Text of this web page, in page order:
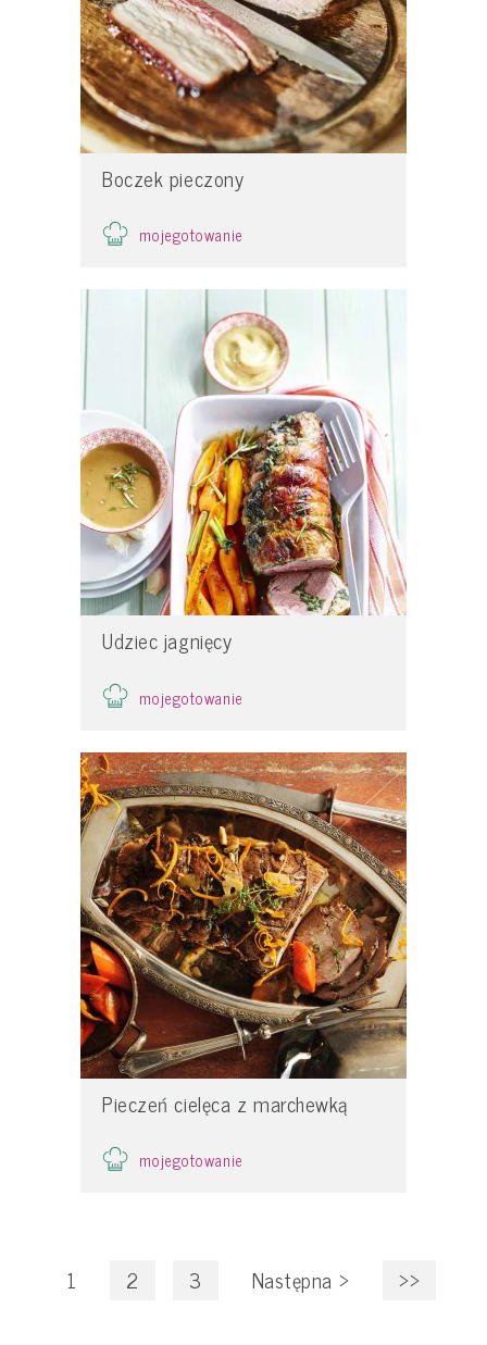
Boczek pieczony
mojegotowanie
Udziec jagnięcy
mojegotowanie
Pieczeń cielęca z marchewką
mojegotowanie
1 2 3 Następna > >>